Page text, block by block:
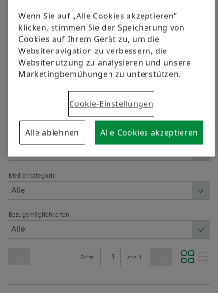
Lieferantenprogramme
Lieferanteninformationsmanagement
Berechnung & Beratung
Jetzt bestellen
Filtern
Sprache
Medienkategorie
Bezugsmöglichkeiten
Seite von 1
Wenn Sie auf „Alle Cookies akzeptieren“
klicken, stimmen Sie der Speicherung von
Cookies auf Ihrem Gerät zu, um die
Websitenavigation zu verbessern, die
Websitenutzung zu analysieren und unsere
Marketingbemühungen zu unterstützen.
Cookie-Einstellungen
Alle ablehnen Alle Cookies akzeptieren